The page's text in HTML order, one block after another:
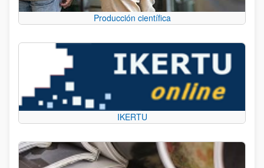
Producción científica
IKERTU